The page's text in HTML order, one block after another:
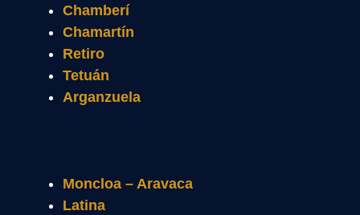
Chamberí
Chamartín
Retiro
Tetuán
Arganzuela
Moncloa – Aravaca
Latina